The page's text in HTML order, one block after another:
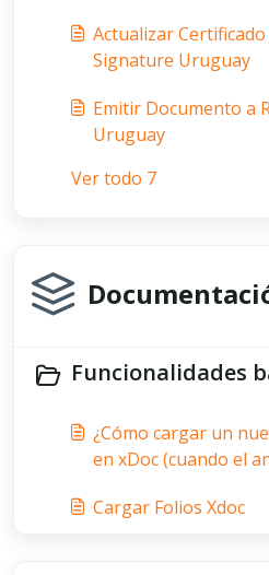
Actualizar
Signature Uruguay
Emitir Documento a
Uruguay
Ver todo 7
Funcionalidades
¿Cómo cargar un
en xDoc (cuando el
Cargar Folios Xdoc